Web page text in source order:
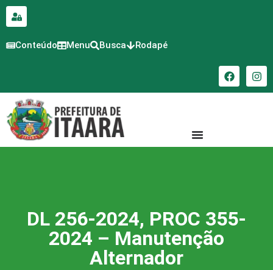
conteúdo
Conteúdo Menu Busca Rodapé
DL 256-2024, PROC 355-
2024 – Manutenção
Alternador